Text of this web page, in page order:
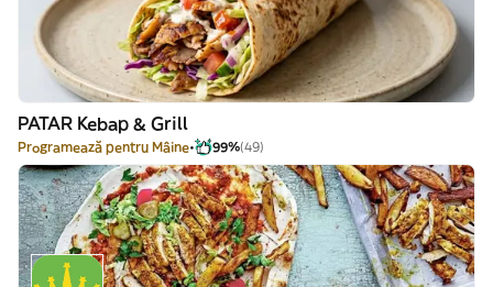
PATAR Kebap & Grill
Programează pentru Mâine 99%(49)